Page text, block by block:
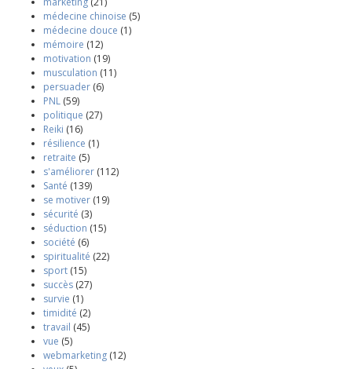
médecine chinoise (5)
médecine douce (1)
mémoire (12)
motivation (19)
musculation (11)
persuader (6)
PNL (59)
politique (27)
Reiki (16)
résilience (1)
retraite (5)
s'améliorer (112)
Santé (139)
se motiver (19)
sécurité (3)
séduction (15)
société (6)
spiritualité (22)
sport (15)
succès (27)
survie (1)
timidité (2)
travail (45)
vue (5)
webmarketing (12)